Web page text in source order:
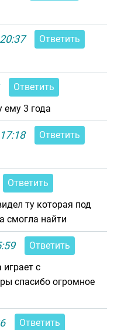
Ответить
Ответить
ему 3 года
Ответить
Ответить
ту которая под
смогла найти
Ответить
с
спасибо огромное
Ответить